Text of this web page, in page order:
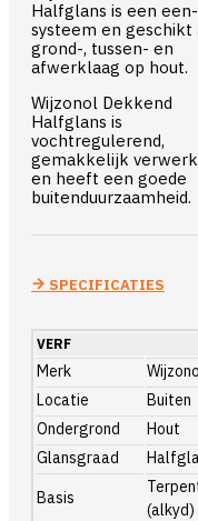
Halfglans is een
systeem en geschikt
grond-, tussen- en
afwerklaag op hout.
Wijzonol Dekkend
Halfglans is
vochtregulerend,
gemakkelijk
en heeft een goede
buitenduurzaamheid.
SPECIFICATIES
VERF
Merk
Locatie
Buiten
Ondergrond
Hout
Glansgraad
Basis
(alkyd)